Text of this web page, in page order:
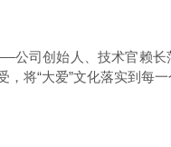
司创始人、技术官赖
将“大爱”文化落实到每一